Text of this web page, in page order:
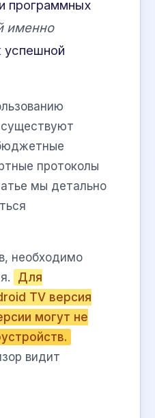
программных
именно
успешной
протоколы
мы детально
необходимо
Для
TV версия
могут не
видит